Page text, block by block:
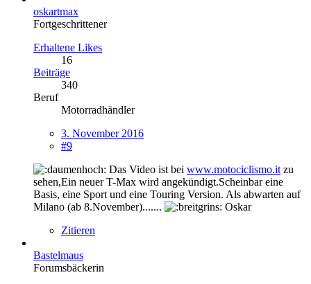
oskartmax
Fortgeschrittener
Erhaltene Likes
16
Beiträge
340
Beruf
Motorradhändler
3. November 2016
#9
Das Video ist bei www.motociclismo.it zu
sehen,Ein neuer T-Max wird angekündigt.Scheinbar eine
Basis, eine Sport und eine Touring Version. Als abwarten auf
Milano (ab 8.November).......
Oskar
Zitieren
Bastelmaus
Forumsbäckerin